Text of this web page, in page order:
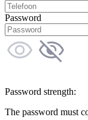
Password
Password strength:
The password must